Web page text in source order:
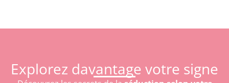
Explorez davantage votre signe